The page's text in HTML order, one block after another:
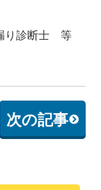
り診断士 等
次の記事